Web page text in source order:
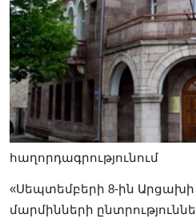
հաղորդագրությունում
«Սեպտեմբերի 8-ին
մարմինների